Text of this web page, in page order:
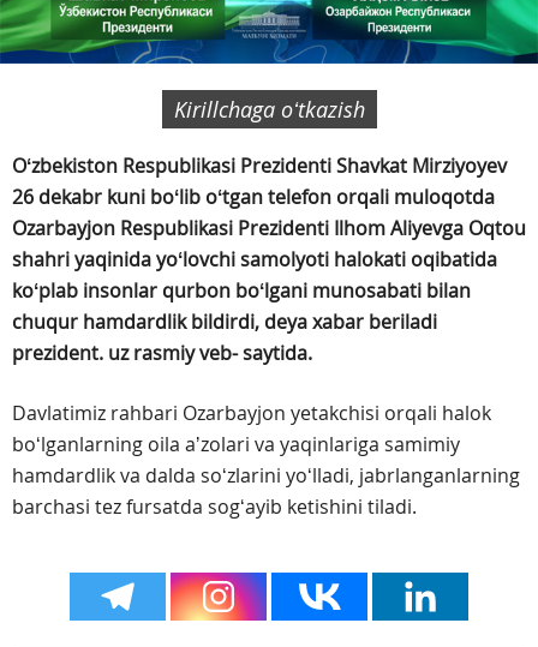
Kirillchaga oʻtkazish
Oʻzbekiston Respublikasi Prezidenti Shavkat Mirziyoyev
26 dekabr kuni boʻlib oʻtgan telefon orqali muloqotda
Ozarbayjon Respublikasi Prezidenti Ilhom Aliyevga Oqtou
shahri yaqinida yoʻlovchi samolyoti halokati oqibatida
koʻplab insonlar qurbon boʻlgani munosabati bilan
chuqur hamdardlik bildirdi, deya xabar beriladi
prezident. uz rasmiy veb- saytida.
Davlatimiz rahbari Ozarbayjon yetakchisi orqali halok
boʻlganlarning oila aʼzolari va yaqinlariga samimiy
hamdardlik va dalda soʻzlarini yoʻlladi, jabrlanganlarning
barchasi tez fursatda sogʻayib ketishini tiladi.